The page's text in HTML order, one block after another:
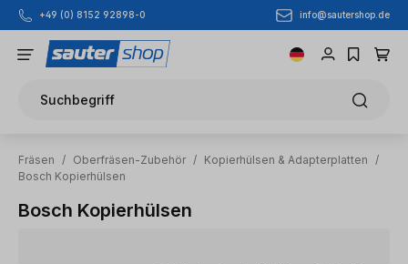
Zum Hauptinhalt springen
+49 (0) 8152 92898-0 info@sautershop.de
Suchbegriff
Fräsen / Oberfräsen-Zubehör / Kopierhülsen & Adapterplatten
/
Bosch Kopierhülsen
Bosch Kopierhülsen